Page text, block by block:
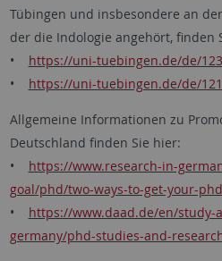
Tübingen und insbesondere an
der die Indologie angehört, finden
• https://uni-tuebingen.de/de/
• https://uni-tuebingen.de/de/
Allgemeine Informationen zu
Deutschland finden Sie hier:
• https://www.research-in-
goal/phd/two-ways-to-get-your-
• https://www.daad.de/en/study-
germany/phd-studies-and-